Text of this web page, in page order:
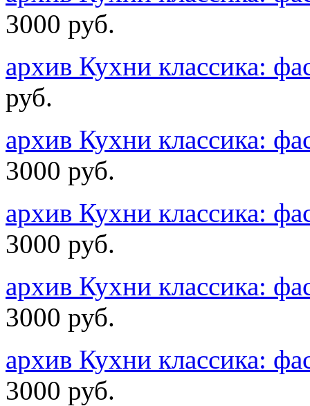
3000 руб.
архив Кухни классика:
руб.
архив Кухни классика:
3000 руб.
архив Кухни классика:
3000 руб.
архив Кухни классика:
3000 руб.
архив Кухни классика:
3000 руб.